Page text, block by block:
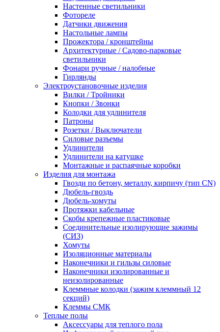
Настенные светильники
Фотореле
Датчики движения
Настольные лампы
Прожектора / кронштейны
Архитектурные / Садово-парковые
светильники
Фонари ручные / налобные
Гирлянды
Электроустановочные изделия
Вилки / Тройники
Кнопки / Звонки
Колодки для удлинителя
Патроны
Розетки / Выключатели
Силовые разъемы
Удлинители
Удлинители на катушке
Монтажные и распаячные коробки
Изделия для монтажа
Гвозди по бетону, металлу, кирпичу (тип CN)
Дюбель-гвоздь
Дюбель-хомуты
Протяжки кабельные
Скобы крепежные пластиковые
Соединительные изолирующие зажимы
(СИЗ)
Хомуты
Изоляционные материалы
Наконечники и гильзы силовые
Наконечники изолированные и
неизолированные
Клеммные колодки (зажим клеммный 12
секций)
Клеммы СМК
Теплые полы
Аксессуары для теплого пола